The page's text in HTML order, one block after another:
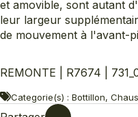
et amovible, sont autant
leur largeur
de mouvement à l'avant-
REMONTE | R7674 |
Categorie(s) : Bottillon,